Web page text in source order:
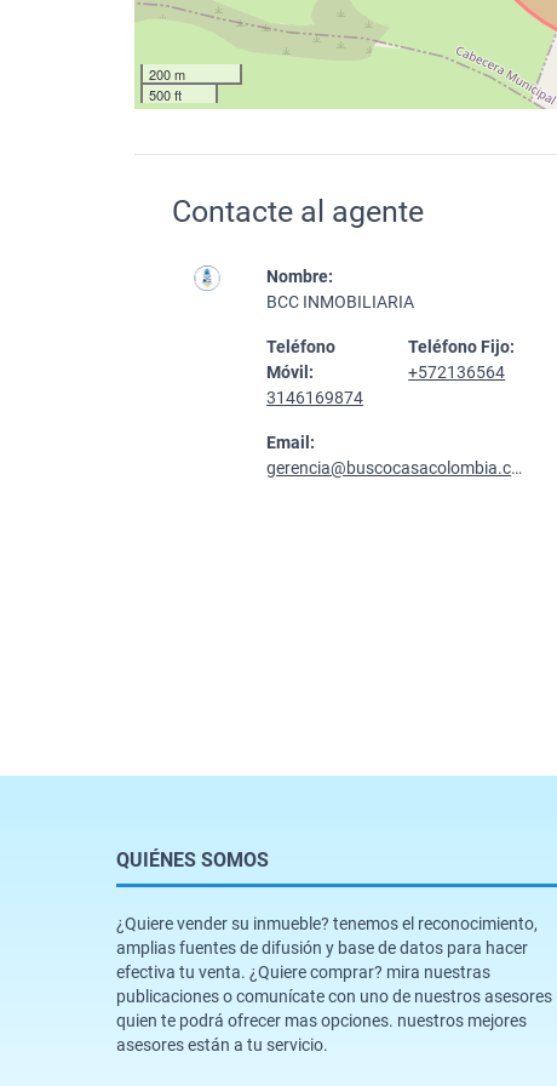
200 m
500 ft
Contacte al agente
Nombre:
BCC INMOBILIARIA
Teléfono
Móvil:
3146169874
Teléfono Fijo:
+572136564
Email:
gerencia@buscocasacolombia.com.co
QUIÉNES SOMOS
¿Quiere vender su inmueble? tenemos el reconocimiento,
amplias fuentes de difusión y base de datos para hacer
efectiva tu venta. ¿Quiere comprar? mira nuestras
publicaciones o comunícate con uno de nuestros asesores
quien te podrá ofrecer mas opciones. nuestros mejores
asesores están a tu servicio.